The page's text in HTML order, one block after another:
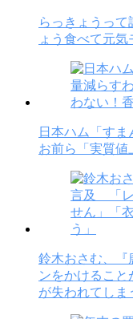
らっきょうって
ょう食べて元
日本ハム「すま
お前ら「実質値
鈴木おさむ、
ンをかけるこ
が失われてしま